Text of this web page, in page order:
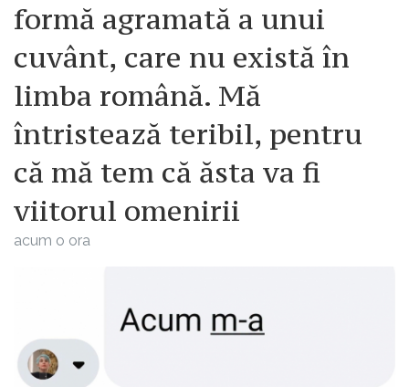
formă agramată a unui
cuvânt, care nu există în
limba română. Mă
întristează teribil, pentru
că mă tem că ăsta va fi
viitorul omenirii
acum o ora